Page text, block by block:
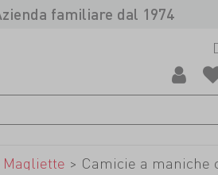
familiare dal 1974
Magliette > Camicie a maniche